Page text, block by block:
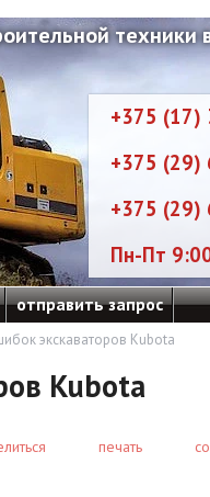
техники
+375 (17)
+375 (29)
+375 (29)
Пн-Пт
отправить запрос
экскаваторов Kubota
Kubota
печать